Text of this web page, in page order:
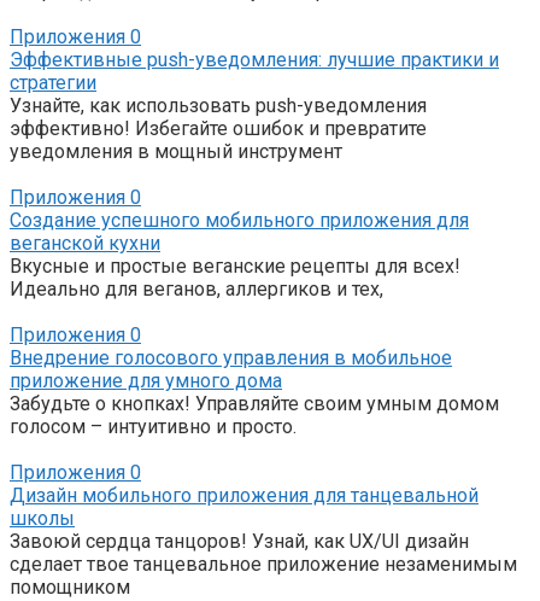
Приложения 0
Эффективные push-уведомления: лучшие практики и
стратегии
Узнайте, как использовать push-уведомления
эффективно! Избегайте ошибок и превратите
уведомления в мощный инструмент
Приложения 0
Создание успешного мобильного приложения для
веганской кухни
Вкусные и простые веганские рецепты для всех!
Идеально для веганов, аллергиков и тех,
Приложения 0
Внедрение голосового управления в мобильное
приложение для умного дома
Забудьте о кнопках! Управляйте своим умным домом
голосом – интуитивно и просто.
Приложения 0
Дизайн мобильного приложения для танцевальной
школы
Завоюй сердца танцоров! Узнай, как UX/UI дизайн
сделает твое танцевальное приложение незаменимым
помощником